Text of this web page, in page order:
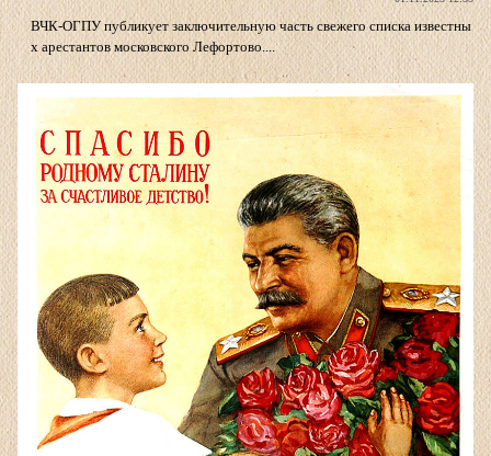
ВЧК-ОГПУ публикует заключительную часть свежего списка известны
х арестантов московского Лефортово....